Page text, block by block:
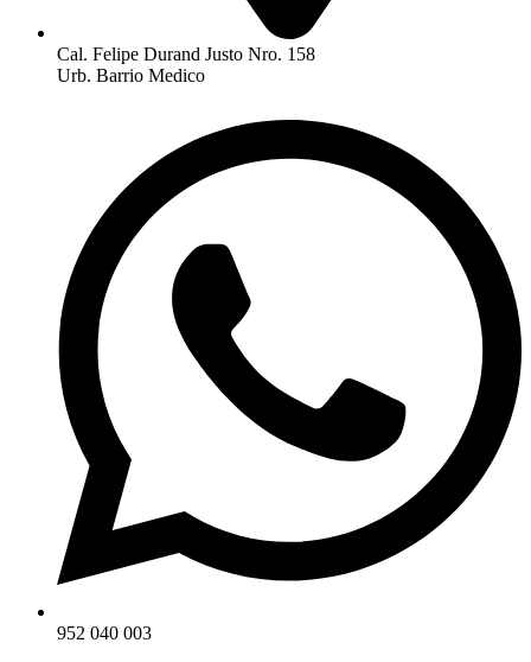
Cal. Felipe Durand Justo Nro. 158
Urb. Barrio Medico
952 040 003